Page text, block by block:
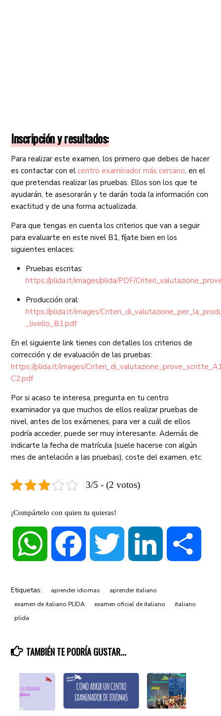
Inscripción y resultados:
Para realizar este examen, los primero que debes de hacer
es contactar con elcentro examinador más cercano, en el
que pretendas realizar las pruebas. Ellos son los que te
ayudarán, te asesorarán y te darán toda la información con
exactitud y de una forma actualizada.
Para que tengas en cuenta los criterios que van a seguir
para evaluarte en este nivel B1, fíjate bien en los
siguientes enlaces:
Pruebas escritas:
https://plida.it/images/plida/PDF/
Producción oral:
https://plida.it/images/
_livello_B1.pdf
En el siguiente link tienes con detalles los criterios de
corrección y de evaluación de las pruebas:
https://plida.it/images/
C2.pdf
Por si acaso te interesa, pregunta en tu centro
examinador ya que muchos de ellos realizar pruebas de
nivel, antes de los exámenes, para ver a cuál de ellos
podría acceder, puede ser muy interesante. Además de
indicarte la fecha de matrícula (suele hacerse con algún
mes de antelación a las pruebas), coste del examen, etc.
3/5 - (2 votos)
¡Compártelo con quien tu quieras!
WhatsApp Facebook Twitter LinkedIn
Etiquetas: aprender idiomas
aprender italiano
examen de italiano PLIDA
examen oficial de italiano
italiano
plida
TAMBIÉN TE PODRÍA GUSTAR...